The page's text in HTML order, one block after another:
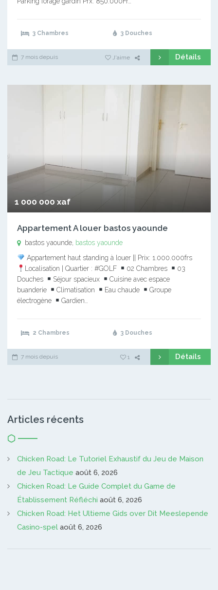
3 Chambres 3 Douches
7 mois depuis J'aime Détails
1 000 000 xaf
Appartement A louer bastos yaounde
bastos yaounde, bastos yaounde
Appartement haut standing à louer || Prix: 1.000.000frs
Localisation | Quartier : #GOLF
02 Chambres
03
Douches
Séjour spacieux
Cuisine avec espace
buanderie
Climatisation Eau chaude
Groupe
électrogène
Gardien…
2 Chambres 3 Douches
7 mois depuis 1 Détails
Articles récents
Chicken Road: Le Tutoriel Exhaustif du Jeu de Maison
de Jeu Tactique août 6, 2026
Chicken Road: Le Guide Complet du Game de
Établissement Réfléchi août 6, 2026
Chicken Road: Het Ultieme Gids over Dit Meeslepende
Casino-spel août 6, 2026